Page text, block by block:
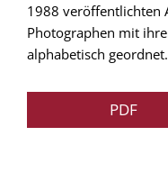
1988 veröffentlichten
Photographen mit
alphabetisch geordnet.
PDF